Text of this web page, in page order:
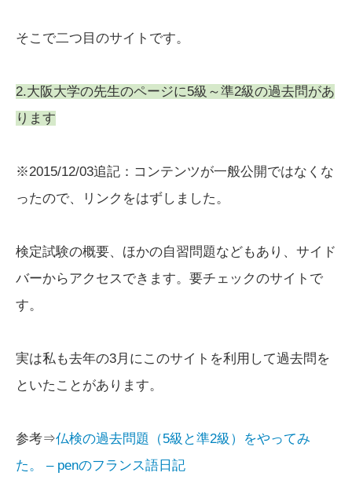
そこで二つ目のサイトです。
2.大阪大学の先生のページに5級～準2級の過去問があ
ります
※2015/12/03追記：コンテンツが一般公開ではなくな
ったので、リンクをはずしました。
検定試験の概要、ほかの自習問題などもあり、サイド
バーからアクセスできます。要チェックのサイトで
す。
実は私も去年の3月にこのサイトを利用して過去問を
といたことがあります。
参考⇒仏検の過去問題（5級と準2級）をやってみ
た。 – penのフランス語日記